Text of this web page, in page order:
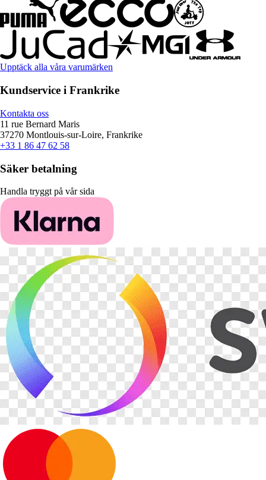
Upptäck alla våra varumärken
Kundservice i Frankrike
Kontakta oss
11 rue Bernard Maris
37270 Montlouis-sur-Loire, Frankrike
+33 1 86 47 62 58
Säker betalning
Handla tryggt på vår sida